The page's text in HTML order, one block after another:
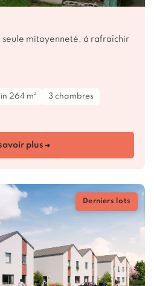
seule mitoyenneté, à rafraîchir
264 m² 3 chambres
plus
Derniers lots